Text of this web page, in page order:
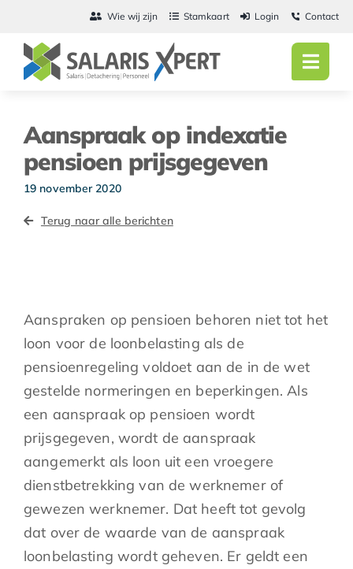
inhoud
Wie wij zijn Stamkaart Login Contact
Actueel
Aanspraak op indexatie
pensioen prijsgegeven
19 november 2020
Terug naar alle berichten
Aanspraken op pensioen behoren niet tot het
loon voor de loonbelasting als de
pensioenregeling voldoet aan de in de wet
gestelde normeringen en beperkingen. Als
een aanspraak op pensioen wordt
prijsgegeven, wordt de aanspraak
aangemerkt als loon uit een vroegere
dienstbetrekking van de werknemer of
gewezen werknemer. Dat heeft tot gevolg
dat over de waarde van de aanspraak
loonbelasting wordt geheven. Er geldt een